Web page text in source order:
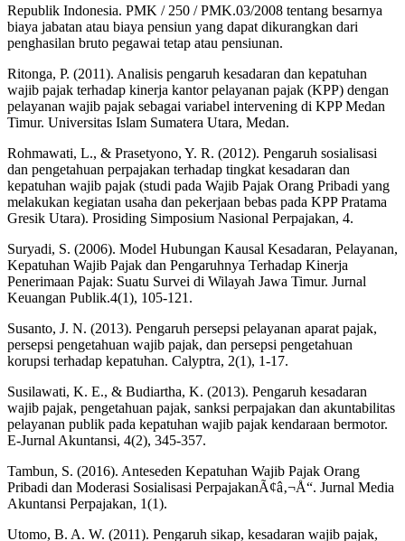
Republik Indonesia. PMK / 250 / PMK.03/2008 tentang besarnya
biaya jabatan atau biaya pensiun yang dapat dikurangkan dari
penghasilan bruto pegawai tetap atau pensiunan.
Ritonga, P. (2011). Analisis pengaruh kesadaran dan kepatuhan
wajib pajak terhadap kinerja kantor pelayanan pajak (KPP) dengan
pelayanan wajib pajak sebagai variabel intervening di KPP Medan
Timur. Universitas Islam Sumatera Utara, Medan.
Rohmawati, L., & Prasetyono, Y. R. (2012). Pengaruh sosialisasi
dan pengetahuan perpajakan terhadap tingkat kesadaran dan
kepatuhan wajib pajak (studi pada Wajib Pajak Orang Pribadi yang
melakukan kegiatan usaha dan pekerjaan bebas pada KPP Pratama
Gresik Utara). Prosiding Simposium Nasional Perpajakan, 4.
Suryadi, S. (2006). Model Hubungan Kausal Kesadaran, Pelayanan,
Kepatuhan Wajib Pajak dan Pengaruhnya Terhadap Kinerja
Penerimaan Pajak: Suatu Survei di Wilayah Jawa Timur. Jurnal
Keuangan Publik.4(1), 105-121.
Susanto, J. N. (2013). Pengaruh persepsi pelayanan aparat pajak,
persepsi pengetahuan wajib pajak, dan persepsi pengetahuan
korupsi terhadap kepatuhan. Calyptra, 2(1), 1-17.
Susilawati, K. E., & Budiartha, K. (2013). Pengaruh kesadaran
wajib pajak, pengetahuan pajak, sanksi perpajakan dan akuntabilitas
pelayanan publik pada kepatuhan wajib pajak kendaraan bermotor.
E-Jurnal Akuntansi, 4(2), 345-357.
Tambun, S. (2016). Anteseden Kepatuhan Wajib Pajak Orang
Pribadi dan Moderasi Sosialisasi PerpajakanÃ¢â‚¬Å“. Jurnal Media
Akuntansi Perpajakan, 1(1).
Utomo, B. A. W. (2011). Pengaruh sikap, kesadaran wajib pajak,